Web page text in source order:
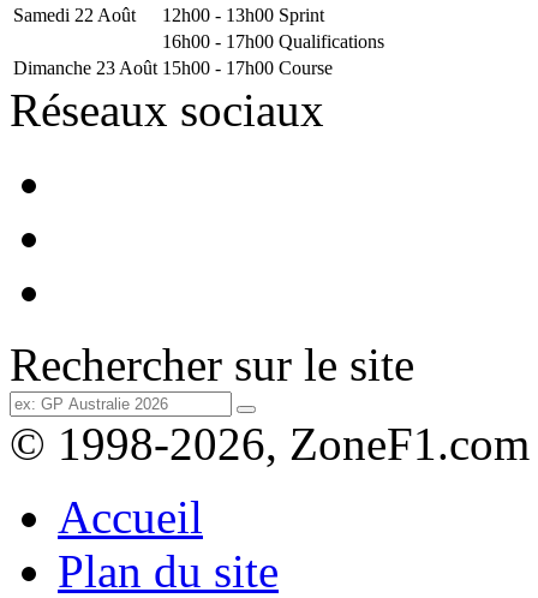
Samedi 22 Août
12h00 - 13h00 Sprint
16h00 - 17h00 Qualifications
Dimanche 23 Août 15h00 - 17h00 Course
Réseaux sociaux
Rechercher sur le site
© 1998-2026, ZoneF1.com
Accueil
Plan du site